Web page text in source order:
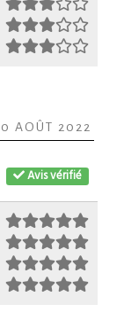
AOÛT 2022
Avis vérifié